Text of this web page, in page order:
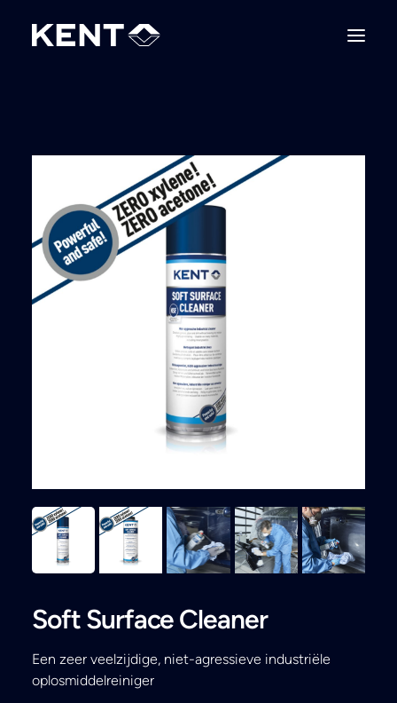
Soft Surface Cleaner
Een zeer veelzijdige, niet-agressieve industriële
oplosmiddelreiniger